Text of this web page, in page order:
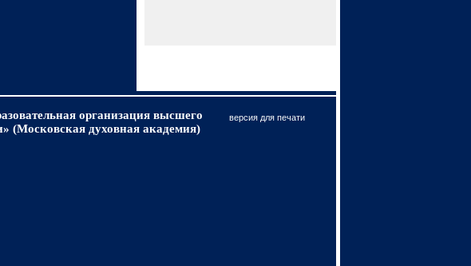
версия для печати
организация высшего
(Московская духовная академия)